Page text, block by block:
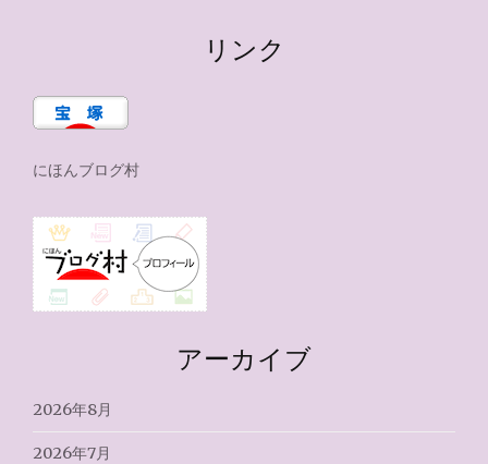
リンク
にほんブログ村
アーカイブ
2026年8月
2026年7月